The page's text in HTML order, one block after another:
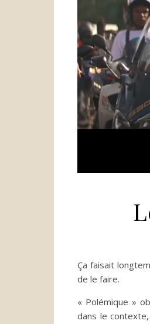
Ça faisait
de le faire.
« Polémique »
dans le